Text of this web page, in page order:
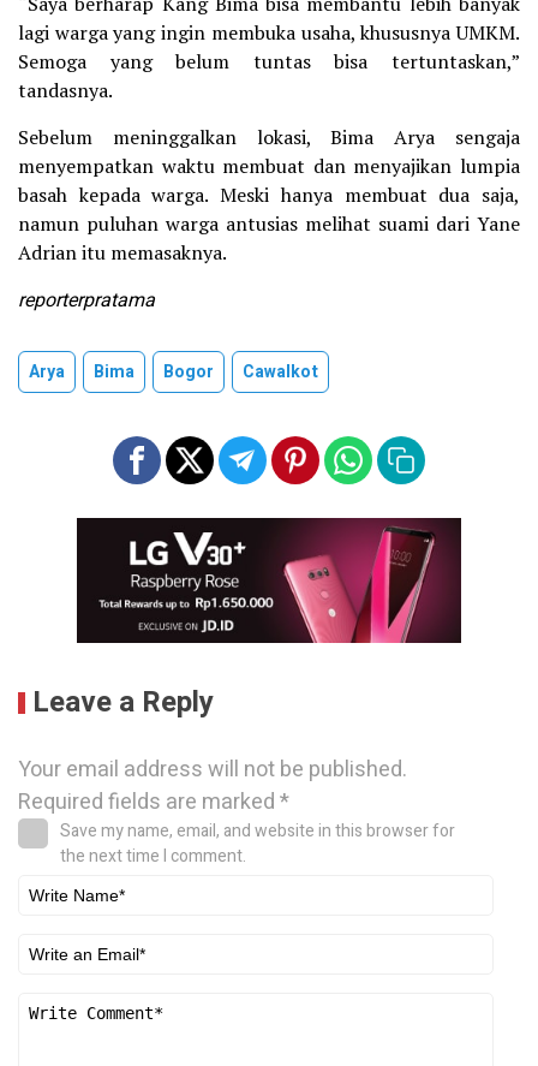
lagi warga yang ingin membuka usaha, khususnya UMKM.
Semoga yang belum tuntas bisa tertuntaskan,”
tandasnya.
Sebelum meninggalkan lokasi, Bima Arya sengaja
menyempatkan waktu membuat dan menyajikan lumpia
basah kepada warga. Meski hanya membuat dua saja,
namun puluhan warga antusias melihat suami dari Yane
Adrian itu memasaknya.
reporterpratama
Arya Bima Bogor Cawalkot
Leave a Reply
Your email address will not be published.
Required fields are marked*
Save my name, email, and website in this browser for
the next time I comment.